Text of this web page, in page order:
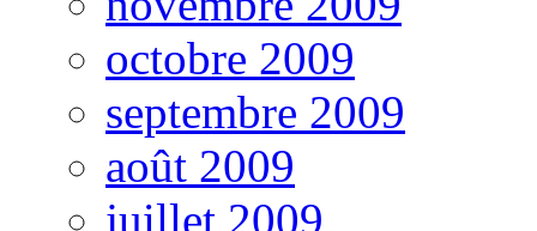
octobre 2009
septembre 2009
août 2009
juillet 2009